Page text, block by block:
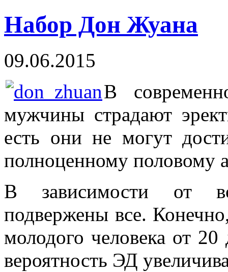
Набор Дон Жуана
09.06.2015
В
мужчины страдают
есть они не могут
полноценному половому
В зависимости от
подвержены все.
молодого человека от
вероятность ЭД